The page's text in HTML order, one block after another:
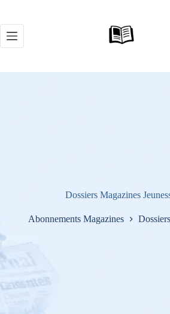
contenu
Dossiers Magazines
Abonnements Magazines